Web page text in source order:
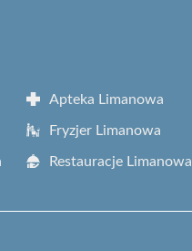
Apteka Limanowa
Fryzjer Limanowa
Restauracje Limanowa